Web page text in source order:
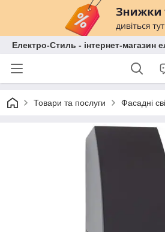
Електро-Стиль - інтернет-магазин
Товари та послуги Фасадні